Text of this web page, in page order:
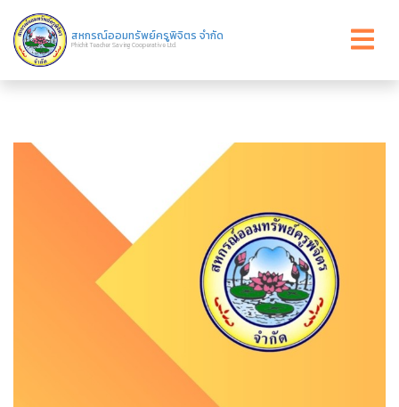
สหกรณ์ออมทรัพย์ครูพิจิตร จำกัด
Phichit Teacher Saving Cooperative Ltd.